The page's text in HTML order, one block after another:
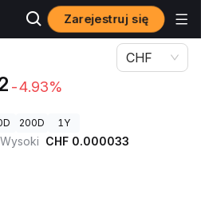
Zarejestruj się
KENJI
-4.93%
CHF
200D 1Y
Wysoki CHF 0.000033